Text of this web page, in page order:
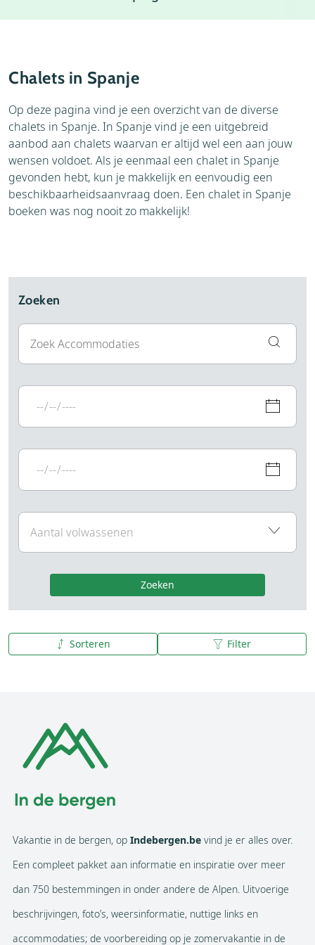
Weblog
Chalets in Spanje
Op deze pagina vind je een overzicht van de diverse
chalets in Spanje. In Spanje vind je een uitgebreid
aanbod aan chalets waarvan er altijd wel een aan jouw
wensen voldoet. Als je eenmaal een chalet in Spanje
gevonden hebt, kun je makkelijk en eenvoudig een
beschikbaarheidsaanvraag doen. Een chalet in Spanje
boeken was nog nooit zo makkelijk!
Zoeken
Zoeken
Sorteren Filter
A tot Z
Vakantie in de bergen, op Indebergen.be vind je er alles over.
Een compleet pakket aan informatie en inspiratie over meer
dan 750 bestemmingen in onder andere de Alpen. Uitvoerige
beschrijvingen, foto’s, weersinformatie, nuttige links en
accommodaties; de voorbereiding op je zomervakantie in de